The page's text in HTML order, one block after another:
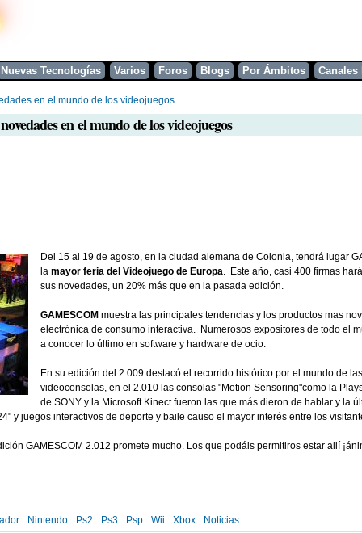
Nuevas Tecnologías Varios Foros Blogs Por Ámbitos Canales
en el mundo de los videojuegos
en el mundo de los videojuegos
Del 15 al 19 de agosto, en la ciudad alemana de Colonia, tendrá lugar
la mayor feria del Videojuego de Europa. Este año, casi 400 firmas
sus novedades, un 20% más que en la pasada edición.
GAMESCOM muestra las principales tendencias y los productos mas
electrónica de consumo interactiva. Numerosos expositores de todo el
a conocer lo último en software y hardware de ocio.
En su edición del 2.009 destacó el recorrido histórico por el mundo de las
videoconsolas, en el 2.010 las consolas "Motion Sensoring"como la
de SONY y la Microsoft Kinect fueron las que más dieron de hablar y la
y juegos interactivos de deporte y baile causo el mayor interés entre los
GAMESCOM 2.012 promete mucho. Los que podáis permitiros estar allí
Nintendo Ps2 Ps3 Psp Wii Xbox Noticias